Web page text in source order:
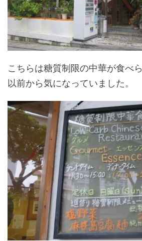
こちらは糖質制限の中華が食べ
以前から気になっていました。